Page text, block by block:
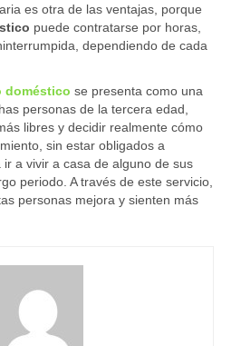
es otra de las ventajas, porque
puede contratarse por horas,
dependiendo de cada
doméstico se presenta como una
personas de la tercera edad,
libres y decidir realmente cómo
sin estar obligados a
a vivir a casa de alguno de sus
periodo. A través de este servicio,
personas mejora y sienten más